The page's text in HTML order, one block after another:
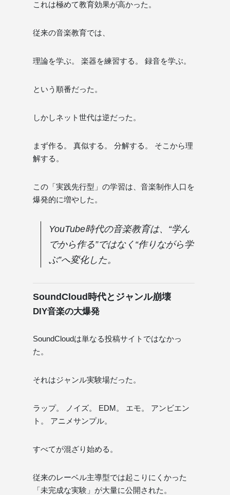
これは極めて教育効果が高かった。
従来の音楽教育では、
理論を学ぶ。 楽器を練習する。 録音を学ぶ。
という順番だった。
しかしネット世代は逆だった。
まず作る。 真似する。 分解する。 そこから理
解する。
この「実践先行型」の学習は、音楽制作人口を
爆発的に増やした。
YouTube時代の音楽教育は、“学ん
でから作る”ではなく“作りながら学
ぶ”へ変化した。
SoundCloud時代とジャンル崩壊
DIY音楽の大爆発
SoundCloudは単なる投稿サイトではなかっ
た。
それはジャンル実験場だった。
ラップ。 ノイズ。 EDM。 エモ。 アンビエン
ト。 アニメサンプル。
すべてが混ざり始める。
従来のレーベル主導型では起こりにくかった
「未完成な実験」が大量に公開された。